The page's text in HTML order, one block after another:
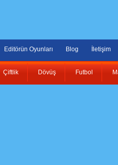
Editörün Oyunları Blog İletişim
Çiftlik Dövüş Futbol